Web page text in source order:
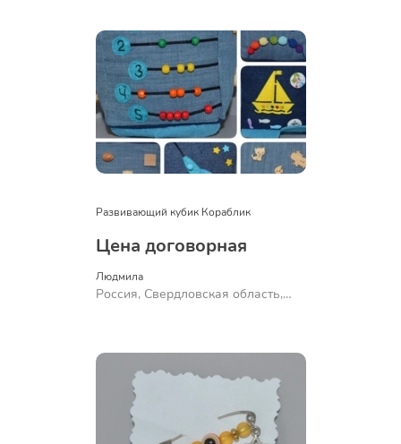
Развивающий кубик Кораблик
Цена договорная
Людмила
Россия, Свердловская область,